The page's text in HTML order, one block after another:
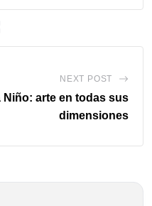
NEXT POST
Niño: arte en todas sus
dimensiones